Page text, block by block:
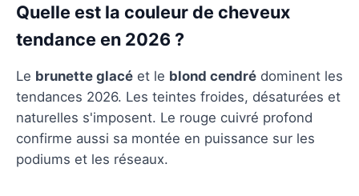
Quelle est la couleur de cheveux
tendance en 2026 ?
Le brunette glacé et le blond cendré dominent les
tendances 2026. Les teintes froides, désaturées et
naturelles s'imposent. Le rouge cuivré profond
confirme aussi sa montée en puissance sur les
podiums et les réseaux.